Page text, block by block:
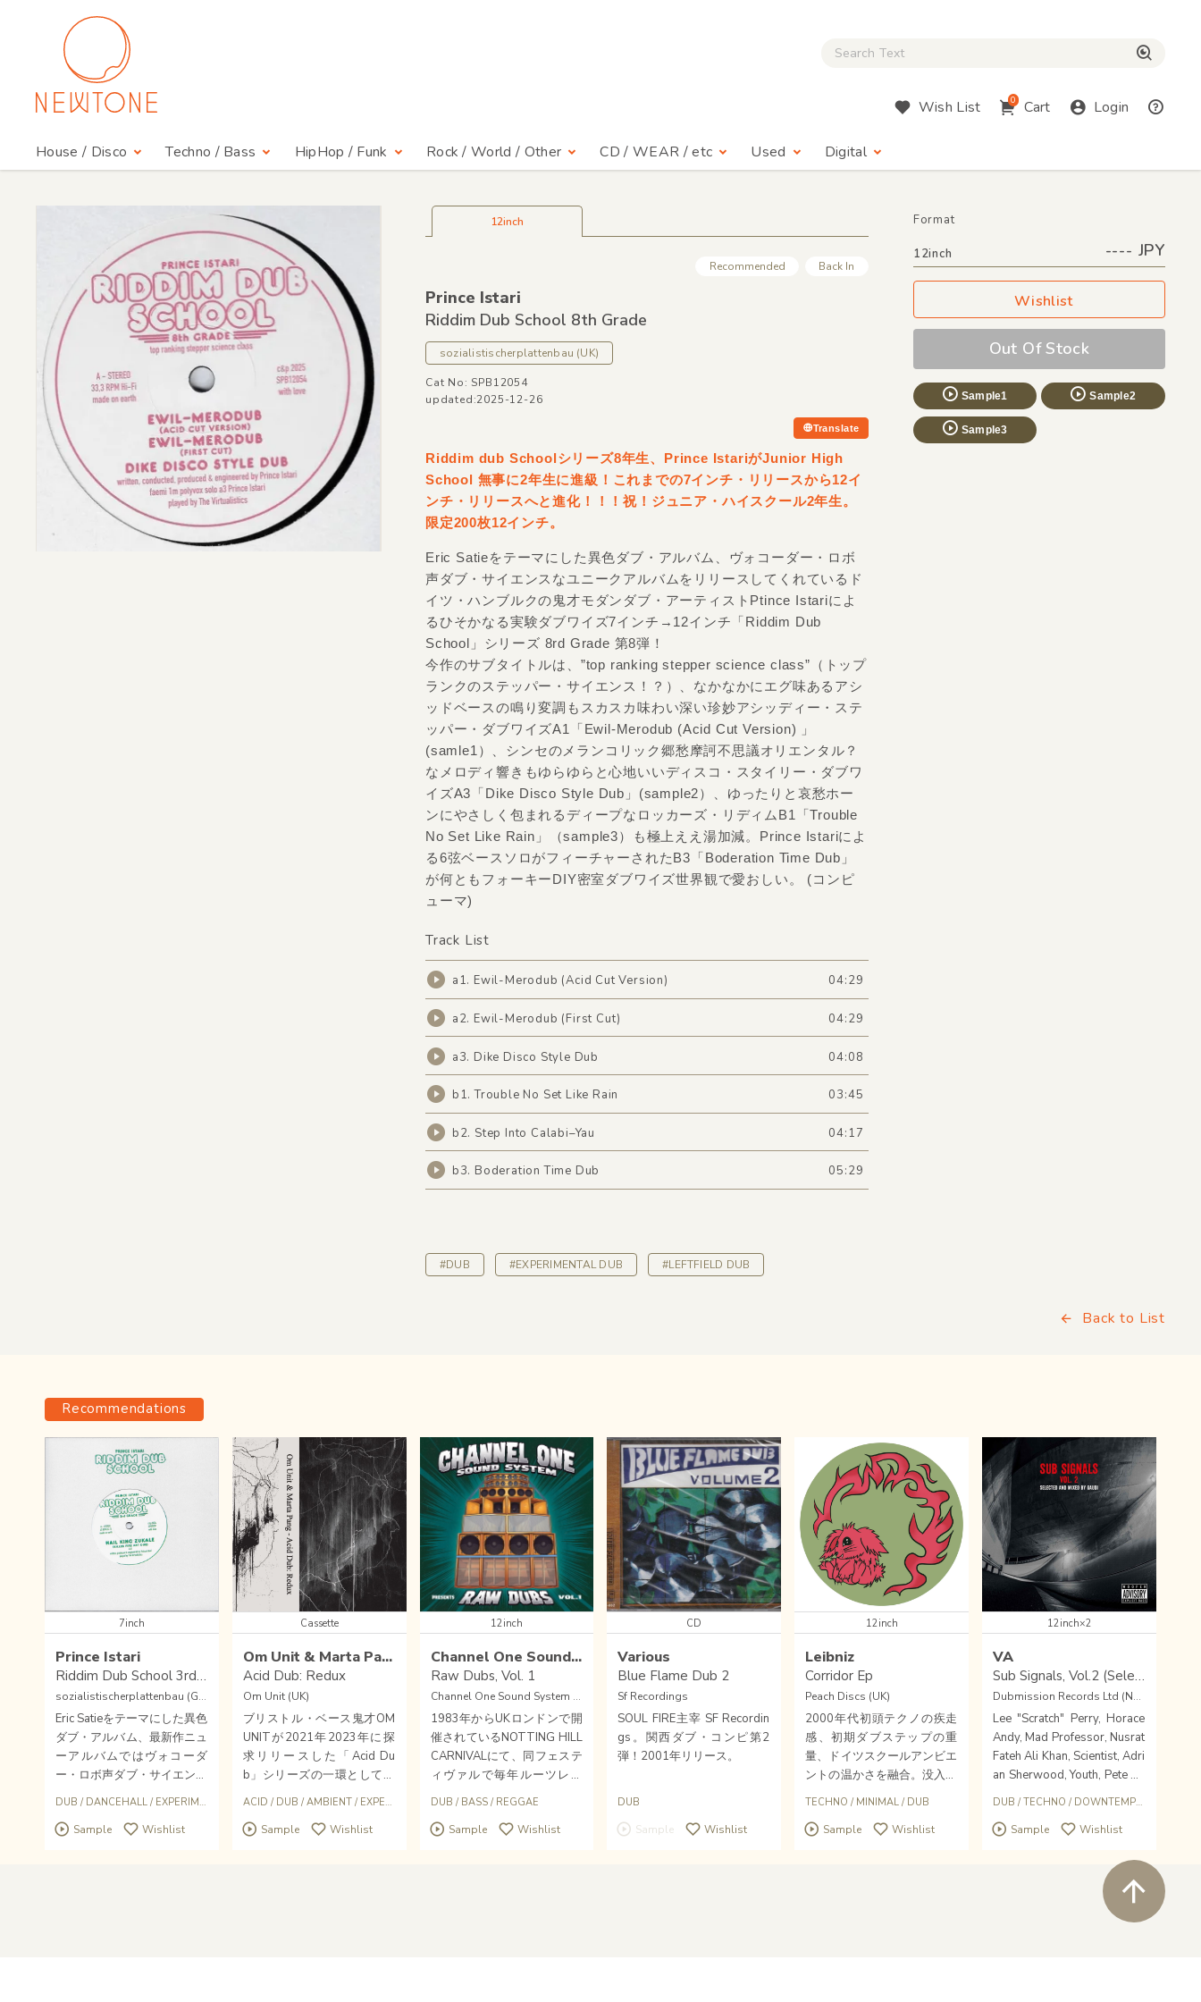
Close Search box
Wish List 0 Cart Login
House / Disco Techno / Bass HipHop / Funk Rock / World / Other CD / WEAR / etc Used Digital
12inch
Recommended Back In
Prince Istari
Riddim Dub School 8th Grade
sozialistischerplattenbau (UK)
Cat No: SPB12054
updated:2025-12-26
Translate
Format
12inch ---- JPY
Wishlist
Out Of Stock
Sample1 Sample2
Sample3
Riddim dub Schoolシリーズ8年生、Prince IstariがJunior High
School 無事に2年生に進級！これまでの7インチ・リリースから12イ
ンチ・リリースへと進化！！！祝！ジュニア・ハイスクール2年生。
限定200枚12インチ。
Eric Satieをテーマにした異色ダブ・アルバム、ヴォコーダー・ロボ
声ダブ・サイエンスなユニークアルバムをリリースしてくれているド
イツ・ハンブルクの鬼才モダンダブ・アーティストPtince Istariによ
るひそかなる実験ダブワイズ7インチ→12インチ「Riddim Dub
School」シリーズ 8rd Grade 第8弾！
今作のサブタイトルは、”top ranking stepper science class”（トップ
ランクのステッパー・サイエンス！？）、なかなかにエグ味あるアシ
ッドベースの鳴り変調もスカスカ味わい深い珍妙アシッディー・ステ
ッパー・ダブワイズA1「Ewil-Merodub (Acid Cut Version) 」
(samle1）、シンセのメランコリック郷愁摩訶不思議オリエンタル？
なメロディ響きもゆらゆらと心地いいディスコ・スタイリー・ダブワ
イズA3「Dike Disco Style Dub」(sample2）、ゆったりと哀愁ホー
ンにやさしく包まれるディープなロッカーズ・リディムB1「Trouble
No Set Like Rain」（sample3）も極上ええ湯加減。Prince Istariによ
る6弦ベースソロがフィーチャーされたB3「Boderation Time Dub」
が何ともフォーキーDIY密室ダブワイズ世界観で愛おしい。 (コンピ
ューマ)
Track List
a1. Ewil-Merodub (Acid Cut Version) 04:29
a2. Ewil-Merodub (First Cut) 04:29
a3. Dike Disco Style Dub 04:08
b1. Trouble No Set Like Rain 03:45
b2. Step Into Calabi–Yau 04:17
b3. Boderation Time Dub 05:29
#DUB #EXPERIMENTAL DUB #LEFTFIELD DUB
Back to List
Recommendations
7inch
Prince Istari
Riddim Dub School 3rd Grade
sozialistischerplattenbau (GER)
Eric Satieをテーマにした異色
ダブ・アルバム、最新作ニュ
ーアルバムではヴォコーダ
ー・ロボ声ダブ・サイエンス
なユニークアルバムをリリー
ルクの異才ダブ・アーティス
DUB / DANCEHALL / EXPERIMENTAL
Sample Wishlist
Cassette
Om Unit & Marta Pang
Acid Dub: Redux
Om Unit (UK)
ブリストル・ベース鬼才OM
UNITが2021年2023年に探
求リリースした「Acid Du
b」シリーズの一環として。
2023年後半、才人Marta Pan
ナで特別パフォーマンス「A
ACID / DUB /AMBIENT/ EXPERIMENTAL
Sample Wishlist
12inch
Channel One Sound System
Raw Dubs, Vol. 1
Channel One Sound System (UK)
1983年からUKロンドンで開
催されているNOTTING HILL
CARNIVALにて、同フェステ
ィヴァルで毎年ルーツレゲ
エ/DUBを中心にプレイし続
を代表する老舗サウンド・シ
DUB / BASS/ REGGAE
Sample Wishlist
CD
Various
Blue Flame Dub 2
Sf Recordings
SOUL FIRE主宰 SF Recordin
gs。関西ダブ・コンピ第2
弾！2001年リリース。
DUB
Sample Wishlist
12inch
Leibniz
Corridor Ep
Peach Discs (UK)
2000年代初頭テクノの疾走
感、初期ダブステップの重
量、ドイツスクールアンビエ
ントの温かさを融合。没入に
特化させたミニマルダブテク
ESTE & GRAMRCY主宰〈PE
TECHNO / MINIMAL / DUB
Sample Wishlist
12inch×2
VA
Sub Signals, Vol.2 (Selected and Mixed by Gaudi)
Dubmission Records Ltd (NZL)
Lee "Scratch" Perry, Horace
Andy, Mad Professor, Nusrat
Fateh Ali Khan, Scientist, Adri
an Sherwood, Youth, Pete Na
mlookとの共演でも知られる
ューサー/テルイン奏者でも
1年15年ぶりにリリースされ
た、レゲエ/ダブ・サウンド
が様々な音楽に幅広い影響を
与えたサウンドとその成果を
DUB /TECHNO / DOWNTEMPO
Sample Wishlist